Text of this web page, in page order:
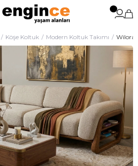
Köşe Koltuk Modern Koltuk Takımı Wilora